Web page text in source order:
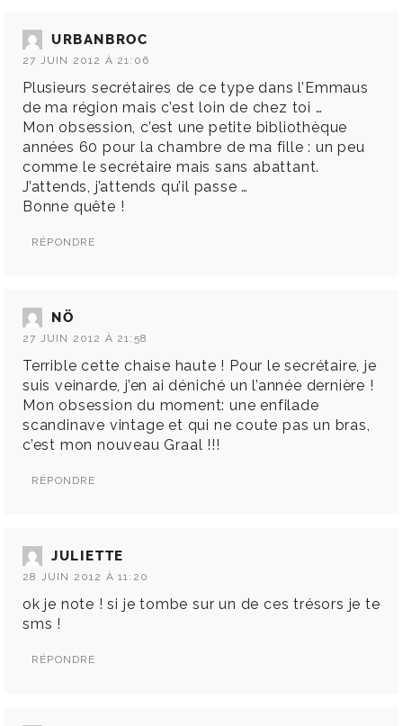
URBANBROC
27 JUIN 2012 À 21:06
Plusieurs secrétaires de ce type dans l’Emmaus
de ma région mais c’est loin de chez toi …
Mon obsession, c’est une petite bibliothèque
années 60 pour la chambre de ma fille : un peu
comme le secrétaire mais sans abattant.
J’attends, j’attends qu’il passe …
Bonne quête !
RÉPONDRE
NÖ
27 JUIN 2012 À 21:58
Terrible cette chaise haute ! Pour le secrétaire, je
suis veinarde, j’en ai déniché un l’année dernière !
Mon obsession du moment: une enfilade
scandinave vintage et qui ne coute pas un bras,
c’est mon nouveau Graal !!!
RÉPONDRE
JULIETTE
28 JUIN 2012 À 11:20
ok je note ! si je tombe sur un de ces trésors je te
sms !
RÉPONDRE